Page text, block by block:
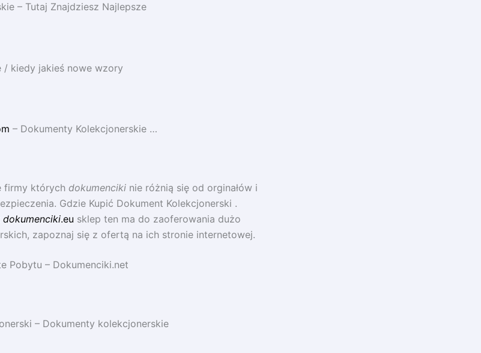
– Tutaj Znajdziesz Najlepsze
/ kiedy jakieś nowe wzory
– Dokumenty Kolekcjonerskie …
firmy których dokumenciki nie różnią się od orginałów i
Gdzie Kupić Dokument Kolekcjonerski .
dokumenciki.eu sklep ten ma do zaoferowania dużo
zapoznaj się z ofertą na ich stronie internetowej.
Pobytu – Dokumenciki.net
– Dokumenty kolekcjonerskie